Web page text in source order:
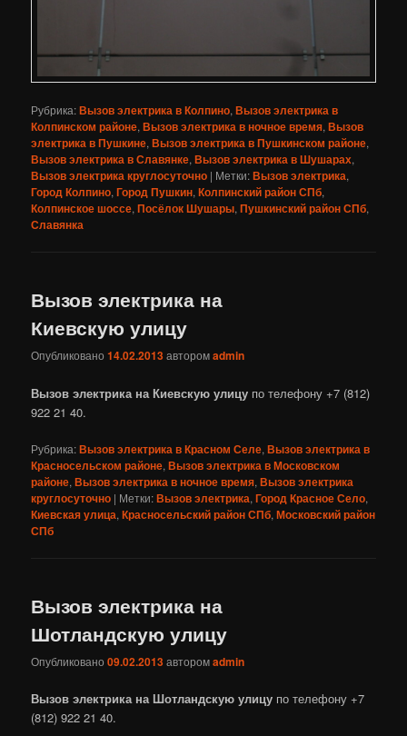
Рубрика:Вызов электрика в Колпино,Вызов электрика в
Колпинском районе,Вызов электрика в ночное время,Вызов
электрика в Пушкине,Вызов электрика в Пушкинском районе,
Вызов электрика в Славянке,Вызов электрика в Шушарах,
Вызов электрика круглосуточно | Метки:Вызов электрика,
Город Колпино,Город Пушкин,Колпинский район СПб,
Колпинское шоссе,Посёлок Шушары,Пушкинский район СПб,
Славянка
Вызов электрика на
Киевскую улицу
Опубликовано14.02.2013авторомadmin
Вызов электрика на Киевскую улицу по телефону +7 (812)
922 21 40.
Рубрика:Вызов электрика в Красном Селе,Вызов электрика в
Красносельском районе,Вызов электрика в Московском
районе,Вызов электрика в ночное время,Вызов электрика
круглосуточно | Метки:Вызов электрика,Город Красное Село,
Киевская улица,Красносельский район СПб,Московский район
СПб
Вызов электрика на
Шотландскую улицу
Опубликовано09.02.2013авторомadmin
Вызов электрика на Шотландскую улицу по телефону +7
(812) 922 21 40.